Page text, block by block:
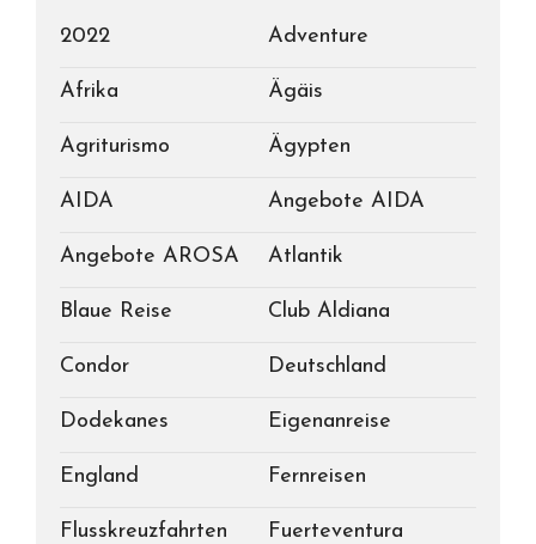
2022 Adventure
Afrika Ägäis
Agriturismo Ägypten
AIDA Angebote AIDA
Angebote AROSA Atlantik
Blaue Reise Club Aldiana
Condor Deutschland
Dodekanes Eigenanreise
England Fernreisen
Flusskreuzfahrten Fuerteventura